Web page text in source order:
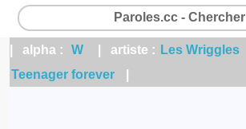
Paroles.cc - Chercher
| alpha : W | artiste : Les Wriggles
Teenager forever